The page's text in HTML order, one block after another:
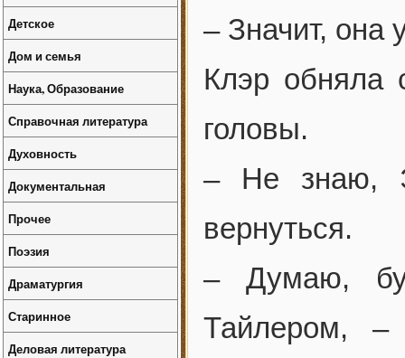
– Значит, она
Клэр обняла
головы.
– Не знаю,
вернуться.
– Думаю,
Тайлером,
Детское
Дом и семья
Наука, Образование
Справочная литература
Духовность
Документальная
Прочее
Поэзия
Драматургия
Старинное
Деловая литература